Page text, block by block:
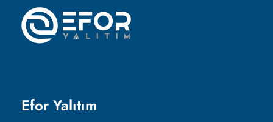
Efor Yalıtım